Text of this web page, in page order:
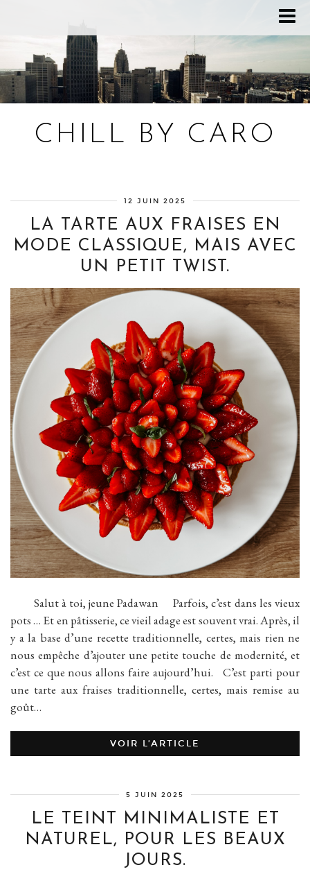
CHILL BY CARO
12 JUIN 2025
LA TARTE AUX FRAISES EN
MODE CLASSIQUE, MAIS AVEC
UN PETIT TWIST.
Salut à toi, jeune Padawan Parfois, c’est dans les vieux
pots … Et en pâtisserie, ce vieil adage est souvent vrai. Après, il
y a la base d’une recette traditionnelle, certes, mais rien ne
nous empêche d’ajouter une petite touche de modernité, et
c’est ce que nous allons faire aujourd’hui. C’est parti pour
une tarte aux fraises traditionnelle, certes, mais remise au
goût…
VOIR L’ARTICLE
5 JUIN 2025
LE TEINT MINIMALISTE ET
NATUREL, POUR LES BEAUX
JOURS.